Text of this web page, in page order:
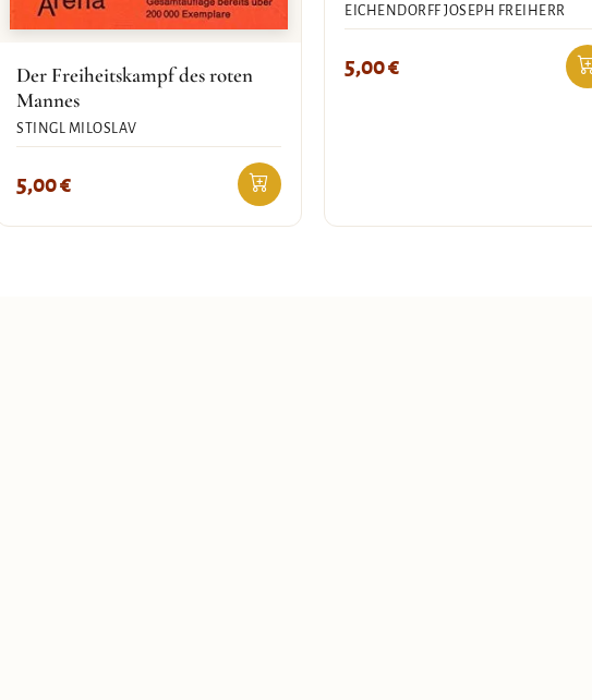
Der Freiheitskampf des roten
Mannes
STINGL MILOSLAV
5,00€
EICHENDORFF JOSEPH FREIHERR
5,00€